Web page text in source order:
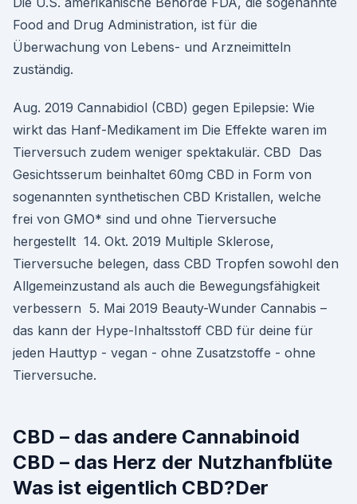
Food and Drug Administration, ist für die
Überwachung von Lebens- und Arzneimitteln
zuständig.
Aug. 2019 Cannabidiol (CBD) gegen Epilepsie: Wie
wirkt das Hanf-Medikament im Die Effekte waren im
Tierversuch zudem weniger spektakulär. CBD Das
Gesichtsserum beinhaltet 60mg CBD in Form von
sogenannten synthetischen CBD Kristallen, welche
frei von GMO* sind und ohne Tierversuche
hergestellt 14. Okt. 2019 Multiple Sklerose,
Tierversuche belegen, dass CBD Tropfen sowohl den
Allgemeinzustand als auch die Bewegungsfähigkeit
verbessern 5. Mai 2019 Beauty-Wunder Cannabis –
das kann der Hype-Inhaltsstoff CBD für deine für
jeden Hauttyp - vegan - ohne Zusatzstoffe - ohne
Tierversuche.
CBD – das andere Cannabinoid
CBD – das Herz der Nutzhanfblüte
Was ist eigentlich CBD?Der